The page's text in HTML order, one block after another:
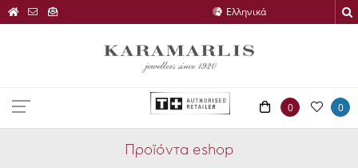
0 0
Προϊόντα eshop